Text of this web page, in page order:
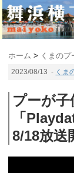
ホーム > くまのプ
2023/08/13 - くま
プーが
「
8/18放送